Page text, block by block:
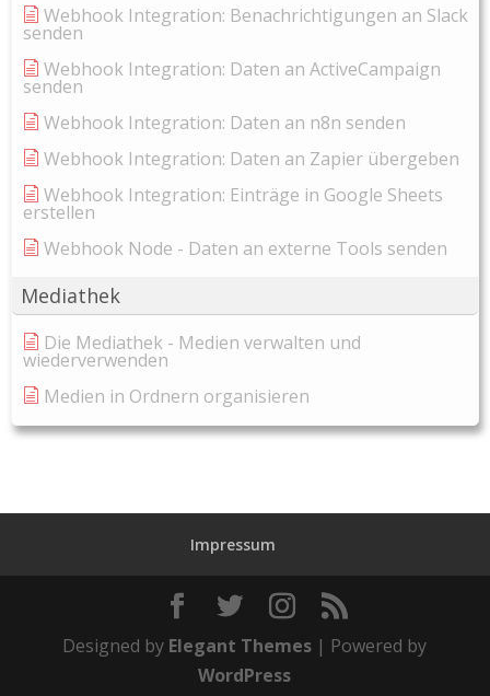
Webhook Integration: Benachrichtigungen an Slack
senden
Webhook Integration: Daten an ActiveCampaign
senden
Webhook Integration: Daten an n8n senden
Webhook Integration: Daten an Zapier übergeben
Webhook Integration: Einträge in Google Sheets
erstellen
Webhook Node - Daten an externe Tools senden
Mediathek
Die Mediathek - Medien verwalten und
wiederverwenden
Medien in Ordnern organisieren
Impressum
Designed by Elegant Themes | Powered by
WordPress